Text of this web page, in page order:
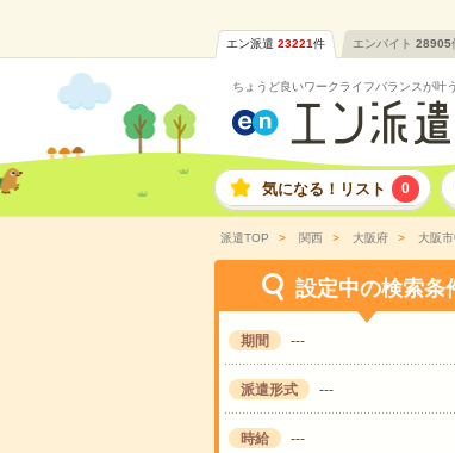
エン派遣 23221件 エンバイト 28905
ちょうど良いワークライフバランスが叶う
気になる！リスト 0
派遣TOP 関西 大阪府 大阪
設定中の検索条
期間 ---
派遣形式 ---
時給 ---